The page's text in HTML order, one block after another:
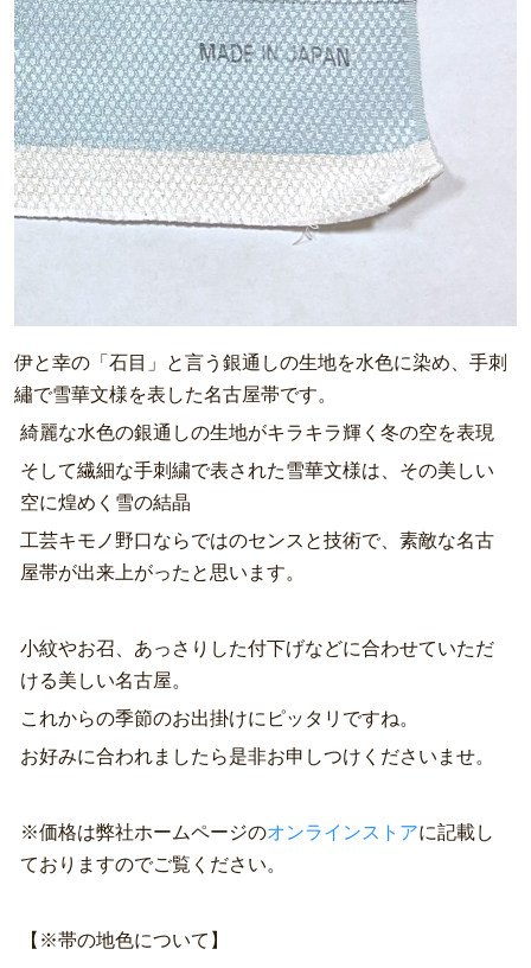
伊と幸の「石目」と言う銀通しの生地を水色に染め、手刺
繡で雪華文様を表した名古屋帯です。
綺麗な水色の銀通しの生地がキラキラ輝く冬の空を表現
そして繊細な手刺繍で表された雪華文様は、その美しい
空に煌めく雪の結晶
工芸キモノ野口ならではのセンスと技術で、素敵な名古
屋帯が出来上がったと思います。
小紋やお召、あっさりした付下げなどに合わせていただ
ける美しい名古屋。
これからの季節のお出掛けにピッタリですね。
お好みに合われましたら是非お申しつけくださいませ。
※価格は弊社ホームページのオンラインストアに記載し
ておりますのでご覧ください。
【※帯の地色について】